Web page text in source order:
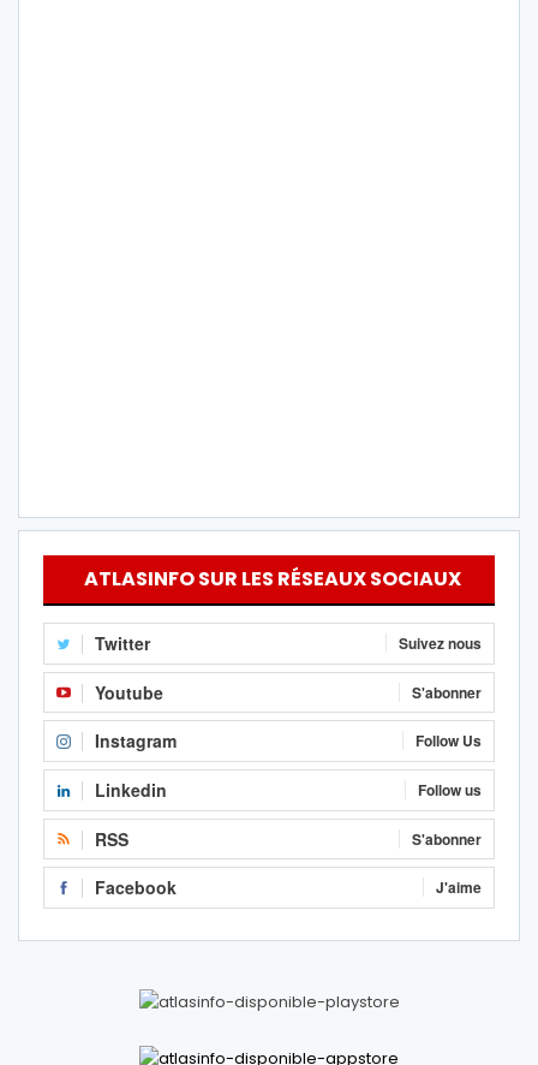
ATLASINFO SUR LES RÉSEAUX SOCIAUX
Twitter Suivez nous
Youtube S'abonner
Instagram Follow Us
Linkedin Follow us
RSS S'abonner
Facebook J'aime